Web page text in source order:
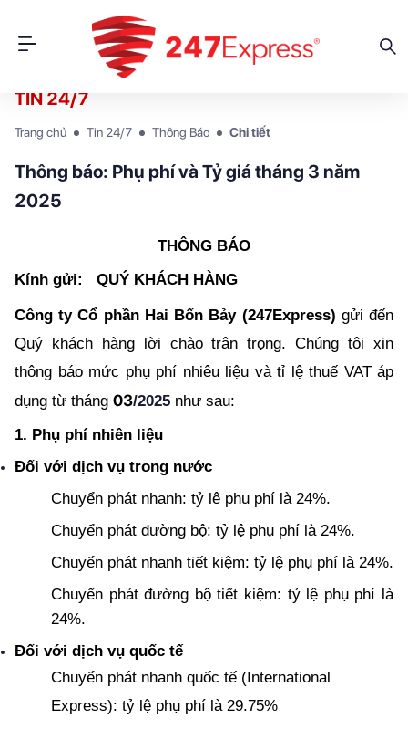
TIN 24/7
Trang chủ Tin 24/7 Thông Báo Chi tiết
Thông báo: Phụ phí và Tỷ giá tháng 3 năm
2025
THÔNG BÁO
Kính gửi:   QUÝ KHÁCH HÀNG
Công ty Cổ phần Hai Bốn Bảy (247Express) gửi đến
Quý khách hàng lời chào trân trọng. Chúng tôi xin
thông báo mức phụ phí nhiêu liệu và tỉ lệ thuế VAT áp
dụng từ tháng 03/2025 như sau:
1. Phụ phí nhiên liệu
Đối với dịch vụ trong nước
Chuyển phát nhanh: tỷ lệ phụ phí là 24%.
Chuyển phát đường bộ: tỷ lệ phụ phí là 24%.
Chuyển phát nhanh tiết kiệm: tỷ lệ phụ phí là 24%.
Chuyển phát đường bộ tiết kiệm: tỷ lệ phụ phí là
24%.
Đối với dịch vụ quốc tế
Chuyển phát nhanh quốc tế (International
Express): tỷ lệ phụ phí là 29.75%